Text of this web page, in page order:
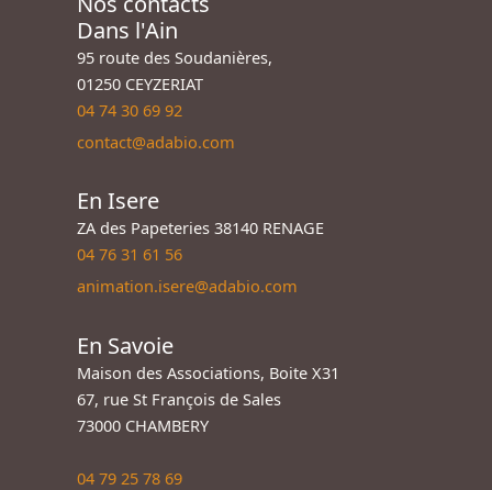
Dans l'Ain
95 route des Soudanières,
01250 CEYZERIAT
04 74 30 69 92
contact@adabio.com
En Isere
ZA des Papeteries 38140 RENAGE
04 76 31 61 56
animation.isere@adabio.com
En Savoie
Maison des Associations, Boite X31
67, rue St François de Sales
73000 CHAMBERY
04 79 25 78 69